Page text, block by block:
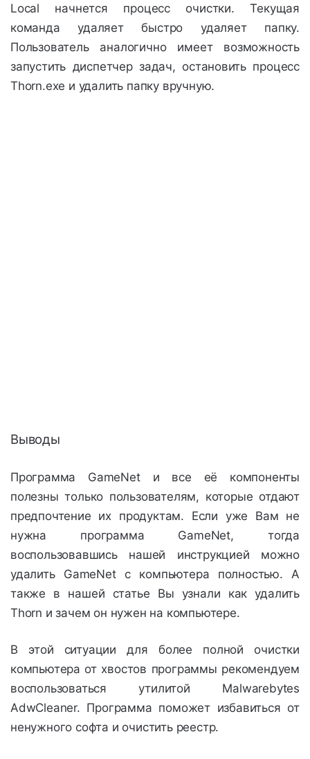
Local начнется процесс очистки. Текущая
команда удаляет быстро удаляет папку.
Пользователь аналогично имеет возможность
запустить диспетчер задач, остановить процесс
Thorn.exe и удалить папку вручную.
Выводы
Программа GameNet и все её компоненты
полезны только пользователям, которые отдают
предпочтение их продуктам. Если уже Вам не
нужна программа GameNet, тогда
воспользовавшись нашей инструкцией можно
удалить GameNet с компьютера полностью. А
также в нашей статье Вы узнали как удалить
Thorn и зачем он нужен на компьютере.
В этой ситуации для более полной очистки
компьютера от хвостов программы рекомендуем
воспользоваться утилитой Malwarebytes
AdwCleaner. Программа поможет избавиться от
ненужного софта и очистить реестр.